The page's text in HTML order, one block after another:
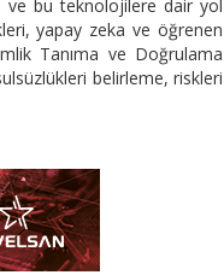
ve bu teknolojilere dair yol
yapay zeka ve öğrenen
Tanıma ve Doğrulama
belirleme, riskleri